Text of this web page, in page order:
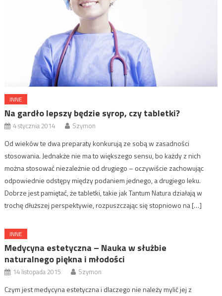
INNE
Na gardło lepszy będzie syrop, czy tabletki?
4 stycznia 2014 Szymon
Od wieków te dwa preparaty konkurują ze sobą w zasadności
stosowania. Jednakże nie ma to większego sensu, bo każdy z nich
można stosować niezależnie od drugiego – oczywiście zachowując
odpowiednie odstępy między podaniem jednego, a drugiego leku.
Dobrze jest pamiętać, że tabletki, takie jak Tantum Natura działają w
trochę dłuższej perspektywie, rozpuszczając się stopniowo na […]
INNE
Medycyna estetyczna – Nauka w służbie
naturalnego piękna i młodości
14 listopada 2015 Szymon
Czym jest medycyna estetyczna i dlaczego nie należy mylić jej z